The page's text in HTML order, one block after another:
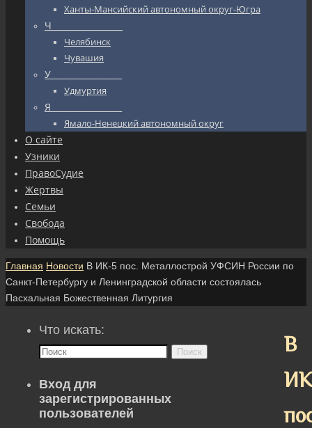
Ханты-Мансийский автономный округ-Югра
Ч_________________
Челябинск
Чувашия
У_________________
Удмуртия
Я_________________
Ямало-Ненецкий автономный округ
О сайте
Узники
ПравоСудие
Жертвы
Семьи
Свобода
Помощь
Главная Новости В ИК-5 пос. Металлострой УФСИН России по
Санкт-Петербургу и Ленинградской области состоялась
Пасхальная Божественная Литургия
В
Что искать:
Поиск
Вход для
зарегистрированных
пользователей